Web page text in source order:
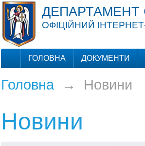
ДЕПАРТАМЕНТ
ОФІЦІЙНИЙ
ГОЛОВНА ДОКУМЕНТИ
Головна→ Новини
Новини